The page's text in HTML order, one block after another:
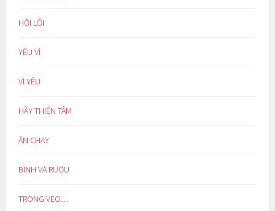
HỐI LỖI
YÊU VÌ
VÌ YÊU
HÃY THIỆN TÂM
ĂN CHAY
BÌNH VÀ RƯỢU
TRONG VEO…